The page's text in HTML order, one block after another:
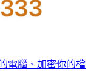
電腦、加密你的檔